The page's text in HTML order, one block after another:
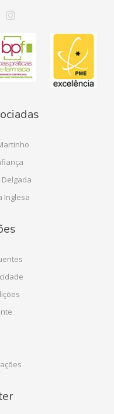
Delgada
Inglesa